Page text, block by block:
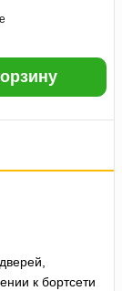
к бортсети